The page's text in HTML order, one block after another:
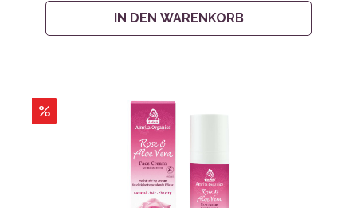
IN DEN WARENKORB
%